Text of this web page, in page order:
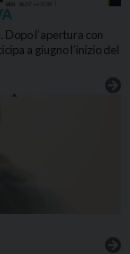
l’apertura con
a giugno l’inizio del